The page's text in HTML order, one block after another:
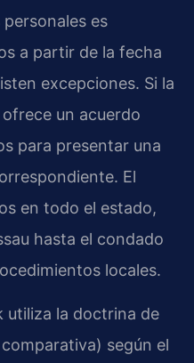
es
a partir de la fecha
excepciones. Si la
un acuerdo
para presentar una
El
en todo el estado,
hasta el condado
locales.
utiliza la doctrina de
según el